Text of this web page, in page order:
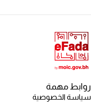
روابط مهمة
سياسة الخصوصية